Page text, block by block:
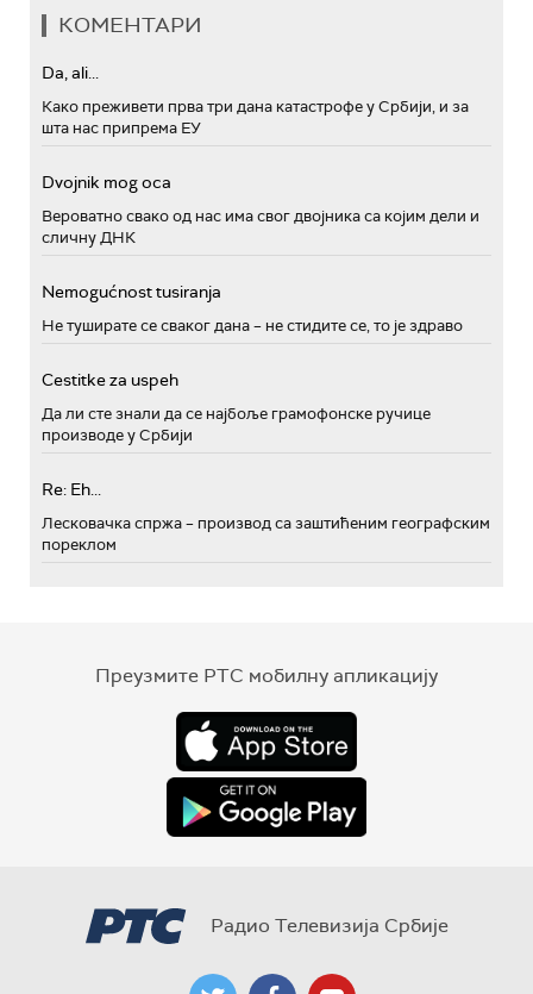
КОМЕНТАРИ
Da, ali...
Како преживети прва три дана катастрофе у Србији, и за
шта нас припрема ЕУ
Dvojnik mog oca
Вероватно свако од нас има свог двојника са којим дели и
сличну ДНК
Nemogućnost tusiranja
Не туширате се сваког дана – не стидите се, то је здраво
Cestitke za uspeh
Да ли сте знали да се најбоље грамофонске ручице
производе у Србији
Re: Eh...
Лесковачка спржа – производ са заштићеним географским
пореклом
Преузмите РТС мобилну апликацију
Радио Телевизија Србије